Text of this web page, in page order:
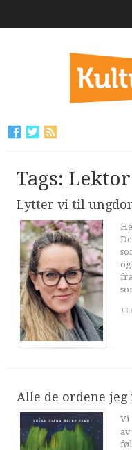
Tags: Lektor
Lytter vi til
Alle de ordene jeg
Vi